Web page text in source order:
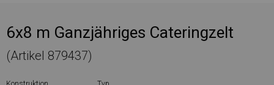
6x8 m Ganzjähriges Cateringzelt
(Artikel 879437)